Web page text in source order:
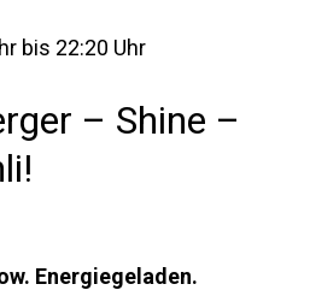
bis 22:20 Uhr
– Shine –
Energiegeladen.